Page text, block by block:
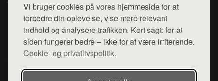
Vi bruger cookies på vores hjemmeside for at
forbedre din oplevelse, vise mere relevant
indhold og analysere trafikken. Kort sagt: for at
siden fungerer bedre – ikke for at være irriterende.
Cookie- og privatlivspolitik.
Top Rabatter
Blog
Kontakt
Mail: hej@want.dk
Cookie- og privatlivspolitik